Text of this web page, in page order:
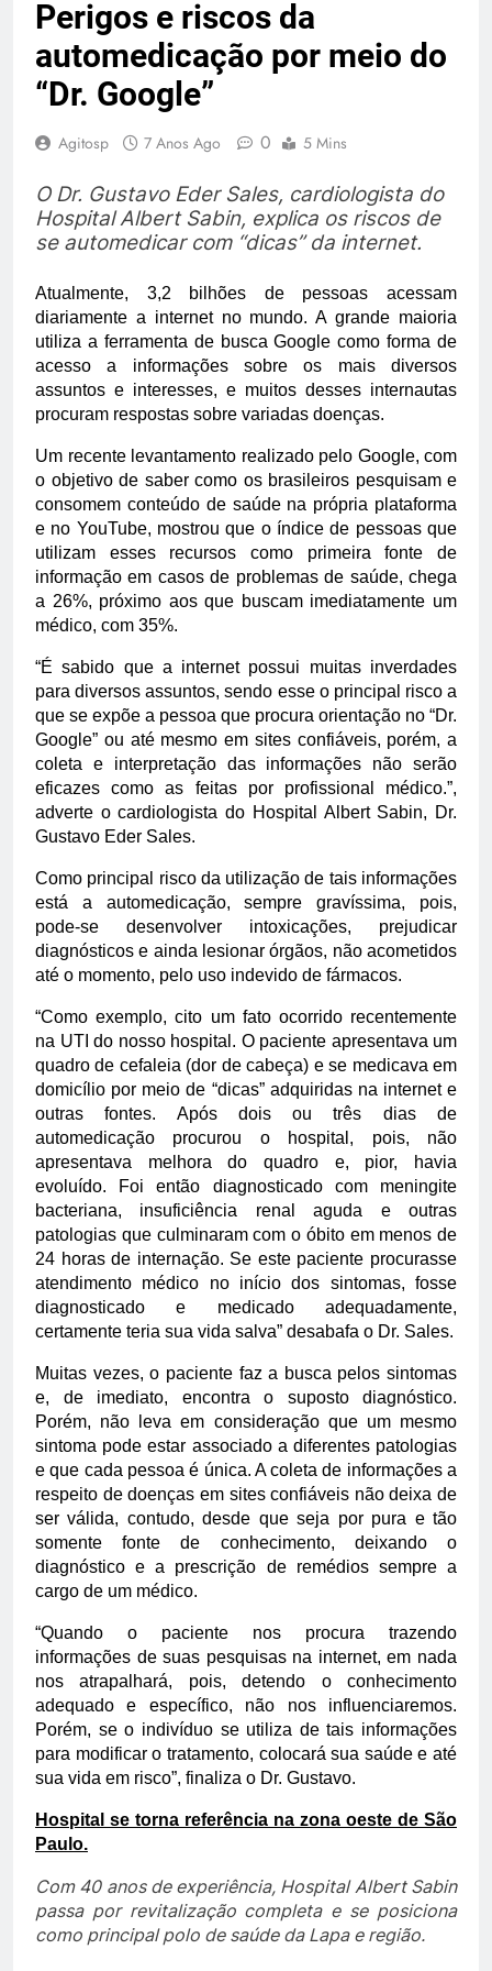
Perigos e riscos da
automedicação por meio do
“Dr. Google”
Agitosp 7 Anos Ago 0 5 Mins
O Dr. Gustavo Eder Sales, cardiologista do
Hospital Albert Sabin, explica os riscos de
se automedicar com “dicas” da internet.
Atualmente, 3,2 bilhões de pessoas acessam
diariamente a internet no mundo. A grande maioria
utiliza a ferramenta de busca Google como forma de
acesso a informações sobre os mais diversos
assuntos e interesses, e muitos desses internautas
procuram respostas sobre variadas doenças.
Um recente levantamento realizado pelo Google, com
o objetivo de saber como os brasileiros pesquisam e
consomem conteúdo de saúde na própria plataforma
e no YouTube, mostrou que o índice de pessoas que
utilizam esses recursos como primeira fonte de
informação em casos de problemas de saúde, chega
a 26%, próximo aos que buscam imediatamente um
médico, com 35%.
“É sabido que a internet possui muitas inverdades
para diversos assuntos, sendo esse o principal risco a
que se expõe a pessoa que procura orientação no “Dr.
Google” ou até mesmo em sites confiáveis, porém, a
coleta e interpretação das informações não serão
eficazes como as feitas por profissional médico.”,
adverte o cardiologista do Hospital Albert Sabin, Dr.
Gustavo Eder Sales.
Como principal risco da utilização de tais informações
está a automedicação, sempre gravíssima, pois,
pode-se desenvolver intoxicações, prejudicar
diagnósticos e ainda lesionar órgãos, não acometidos
até o momento, pelo uso indevido de fármacos.
“Como exemplo, cito um fato ocorrido recentemente
na UTI do nosso hospital. O paciente apresentava um
quadro de cefaleia (dor de cabeça) e se medicava em
domicílio por meio de “dicas” adquiridas na internet e
outras fontes. Após dois ou três dias de
automedicação procurou o hospital, pois, não
apresentava melhora do quadro e, pior, havia
evoluído. Foi então diagnosticado com meningite
bacteriana, insuficiência renal aguda e outras
patologias que culminaram com o óbito em menos de
24 horas de internação. Se este paciente procurasse
atendimento médico no início dos sintomas, fosse
diagnosticado e medicado adequadamente,
certamente teria sua vida salva” desabafa o Dr. Sales.
Muitas vezes, o paciente faz a busca pelos sintomas
e, de imediato, encontra o suposto diagnóstico.
Porém, não leva em consideração que um mesmo
sintoma pode estar associado a diferentes patologias
e que cada pessoa é única. A coleta de informações a
respeito de doenças em sites confiáveis não deixa de
ser válida, contudo, desde que seja por pura e tão
somente fonte de conhecimento, deixando o
diagnóstico e a prescrição de remédios sempre a
cargo de um médico.
“Quando o paciente nos procura trazendo
informações de suas pesquisas na internet, em nada
nos atrapalhará, pois, detendo o conhecimento
adequado e específico, não nos influenciaremos.
Porém, se o indivíduo se utiliza de tais informações
para modificar o tratamento, colocará sua saúde e até
sua vida em risco”, finaliza o Dr. Gustavo.
Hospital se torna referência na zona oeste de São
Paulo.
Com 40 anos de experiência, Hospital Albert Sabin
passa por revitalização completa e se posiciona
como principal polo de saúde da Lapa e região.